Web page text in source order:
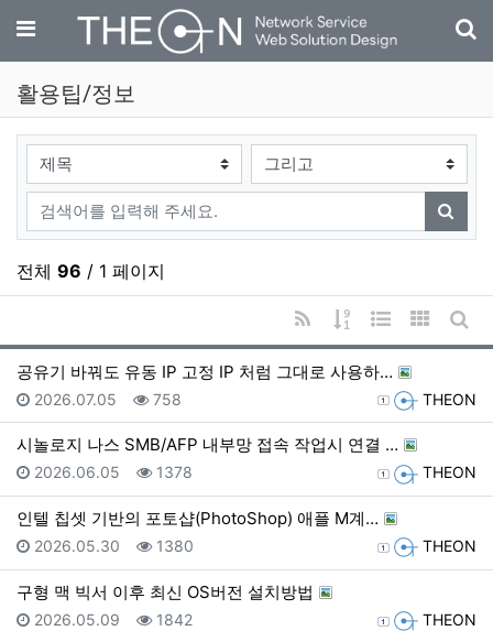
메뉴
활용팁/정보
검색대상
검색어
검색
전체 96 / 1 페이지
RSS
게시물 정렬
웹진 스타일
갤러리게
공유기 바꿔도 유동 IP 고정 IP 처럼 그대로 사용하…
등록자 THEON
등록일
2026.07.05 조회
758
시놀로지 나스 SMB/AFP 내부망 접속 작업시 연결 …
등록자 THEON
등록일
2026.06.05 조회
1378
인텔 칩셋 기반의 포토샵(PhotoShop) 애플 M계…
등록자 THEON
등록일
2026.05.30 조회
1380
구형 맥 빅서 이후 최신 OS버전 설치방법
등록자 THEON
등록일
2026.05.09 조회
1842